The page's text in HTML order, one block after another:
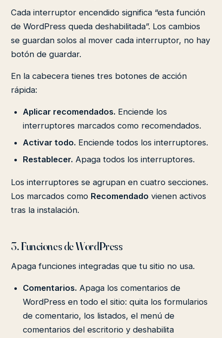
Cada interruptor encendido significa “esta función
de WordPress queda deshabilitada”. Los cambios
se guardan solos al mover cada interruptor, no hay
botón de guardar.
En la cabecera tienes tres botones de acción
rápida:
Aplicar recomendados. Enciende los
interruptores marcados como recomendados.
Activar todo. Enciende todos los interruptores.
Restablecer. Apaga todos los interruptores.
Los interruptores se agrupan en cuatro secciones.
Los marcados como Recomendado vienen activos
tras la instalación.
3. Funciones de WordPress
Apaga funciones integradas que tu sitio no usa.
Comentarios. Apaga los comentarios de
WordPress en todo el sitio: quita los formularios
de comentario, los listados, el menú de
comentarios del escritorio y deshabilita